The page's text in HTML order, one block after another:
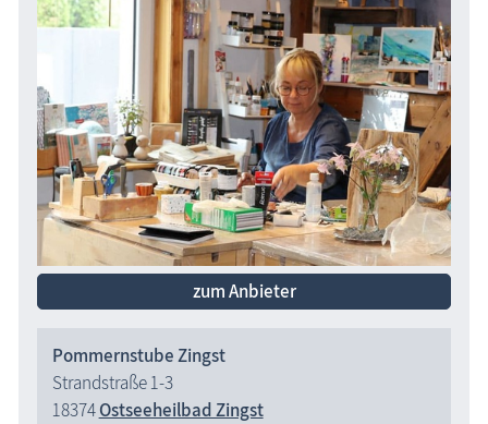
zum Anbieter
Pommernstube Zingst
Strandstraße 1-3
18374Ostseeheilbad Zingst